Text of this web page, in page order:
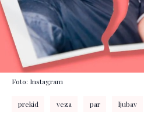
Foto: Instagram
prekid veza par ljubav